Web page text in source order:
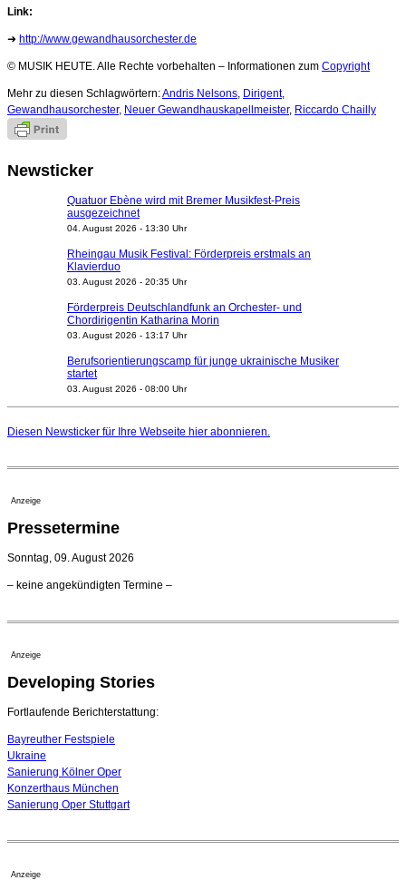
Link:
➜ http://www.gewandhausorchester.de
© MUSIK HEUTE. Alle Rechte vorbehalten – Informationen zum Copyright
Mehr zu diesen Schlagwörtern:Andris Nelsons, Dirigent,
Gewandhausorchester, Neuer Gewandhauskapellmeister, Riccardo Chailly
Newsticker
Quatuor Ebène wird mit Bremer Musikfest-Preis
ausgezeichnet
04. August 2026 - 13:30 Uhr
Rheingau Musik Festival: Förderpreis erstmals an
Klavierduo
03. August 2026 - 20:35 Uhr
Förderpreis Deutschlandfunk an Orchester- und
Chordirigentin Katharina Morin
03. August 2026 - 13:17 Uhr
Berufsorientierungscamp für junge ukrainische Musiker
startet
03. August 2026 - 08:00 Uhr
Nationaltheater Mannheim
Regensburger Generalmusikdirektor Stefan Veselka
Kammerorchester Heilbronn: Chefdirigent Risto Joost
verlängert bis 2030
Ensemblemitglieder
Dirigent Nicolás Pasquet mit Würth-Preis der
Jeunesses Musicales ausgezeichnet
07. August 2026 - 13:20 Uhr
Diesen Newsticker für Ihre Webseite hier abonnieren.
Anzeige
Pressetermine
Sonntag, 09. August 2026
– keine angekündigten Termine –
Anzeige
Developing Stories
Fortlaufende Berichterstattung:
Bayreuther Festspiele
Ukraine
Sanierung Kölner Oper
Konzerthaus München
Sanierung Oper Stuttgart
Anzeige